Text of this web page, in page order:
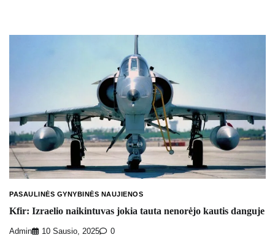
PASAULINĖS GYNYBINĖS NAUJIENOS
Kfir: Izraelio naikintuvas jokia tauta nenorėjo kautis danguje
Admin 10 Sausio, 2025 0